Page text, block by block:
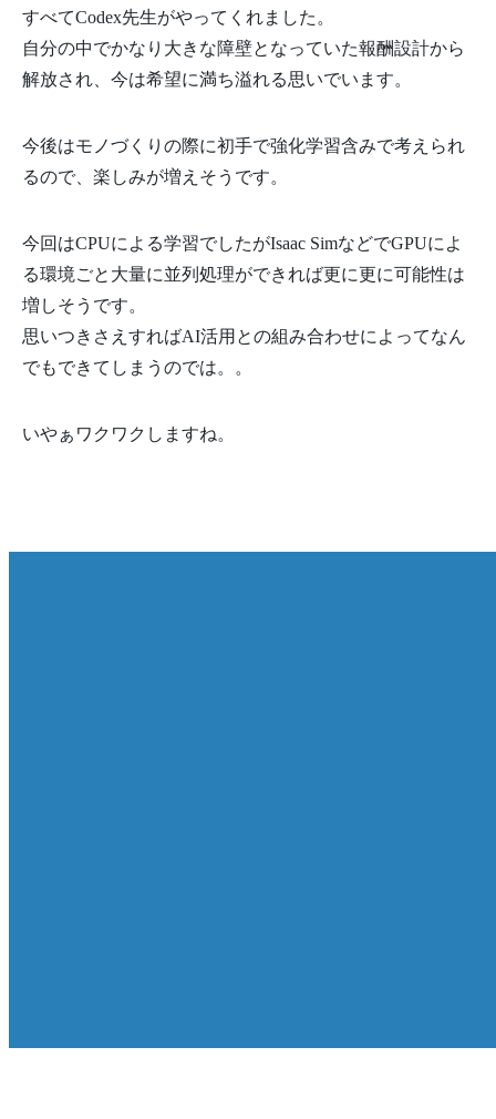
すべてCodex先生がやってくれました。
自分の中でかなり大きな障壁となっていた報酬設計から
解放され、今は希望に満ち溢れる思いでいます。
今後はモノづくりの際に初手で強化学習含みで考えられ
るので、楽しみが増えそうです。
今回はCPUによる学習でしたがIsaac SimなどでGPUによ
る環境ごと大量に並列処理ができれば更に更に可能性は
増しそうです。
思いつきさえすればAI活用との組み合わせによってなん
でもできてしまうのでは。。
いやぁワクワクしますね。